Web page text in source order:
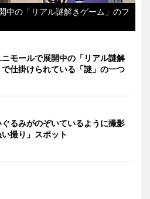
中の「リアル謎解きゲーム」のフ
モールで展開中の「リアル謎解
で仕掛けられている「謎」の一つ
るみがのぞいているように撮影
撮り」スポット